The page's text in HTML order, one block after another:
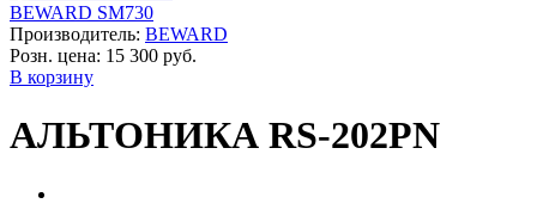
BEWARD SM730
Производитель: BEWARD
Розн. цена: 15 300 руб.
В корзину
АЛЬТОНИКА RS-202PN